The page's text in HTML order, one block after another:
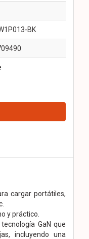
BK
cargar portátiles,
y práctico.
GaN que
incluyendo una